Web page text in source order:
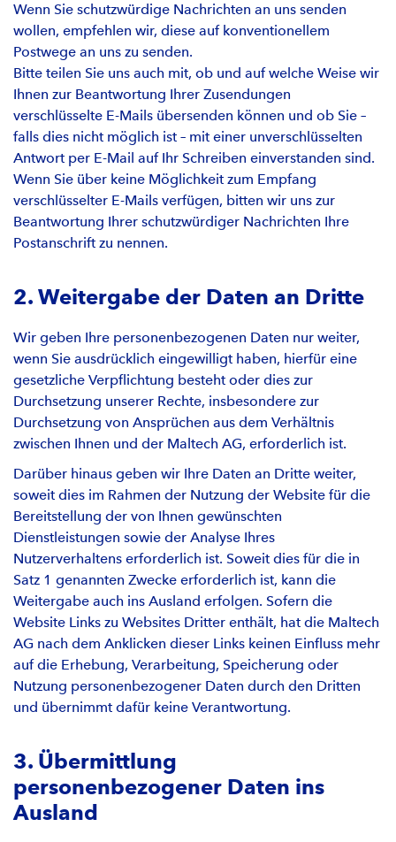
Wenn Sie schutzwürdige Nachrichten an uns senden
wollen, empfehlen wir, diese auf konventionellem
Postwege an uns zu senden.
Bitte teilen Sie uns auch mit, ob und auf welche Weise wir
Ihnen zur Beantwortung Ihrer Zusendungen
verschlüsselte E-Mails übersenden können und ob Sie –
falls dies nicht möglich ist – mit einer unverschlüsselten
Antwort per E-Mail auf Ihr Schreiben einverstanden sind.
Wenn Sie über keine Möglichkeit zum Empfang
verschlüsselter E-Mails verfügen, bitten wir uns zur
Beantwortung Ihrer schutzwürdiger Nachrichten Ihre
Postanschrift zu nennen.
2. Weitergabe der Daten an Dritte
Wir geben Ihre personenbezogenen Daten nur weiter,
wenn Sie ausdrücklich eingewilligt haben, hierfür eine
gesetzliche Verpflichtung besteht oder dies zur
Durchsetzung unserer Rechte, insbesondere zur
Durchsetzung von Ansprüchen aus dem Verhältnis
zwischen Ihnen und der Maltech AG, erforderlich ist.
Darüber hinaus geben wir Ihre Daten an Dritte weiter,
soweit dies im Rahmen der Nutzung der Website für die
Bereitstellung der von Ihnen gewünschten
Dienstleistungen sowie der Analyse Ihres
Nutzerverhaltens erforderlich ist. Soweit dies für die in
Satz 1 genannten Zwecke erforderlich ist, kann die
Weitergabe auch ins Ausland erfolgen. Sofern die
Website Links zu Websites Dritter enthält, hat die Maltech
AG nach dem Anklicken dieser Links keinen Einfluss mehr
auf die Erhebung, Verarbeitung, Speicherung oder
Nutzung personenbezogener Daten durch den Dritten
und übernimmt dafür keine Verantwortung.
3. Übermittlung
personenbezogener Daten ins
Ausland